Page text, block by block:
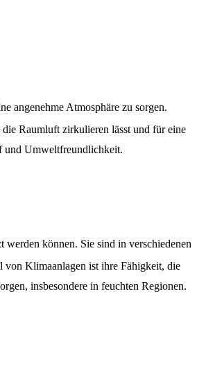
angenehme Atmosphäre zu sorgen.
die Raumluft zirkulieren lässt und für eine
und Umweltfreundlichkeit.
werden können. Sie sind in verschiedenen
von Klimaanlagen ist ihre Fähigkeit, die
insbesondere in feuchten Regionen.